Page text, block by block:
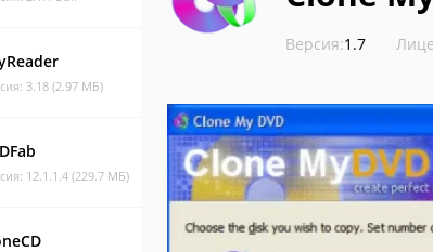
3.18 (2.97 МБ)
12.1.1.4 (229.7 МБ)
Версия:1.7